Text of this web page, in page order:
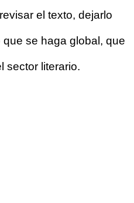
el texto, dejarlo
se haga global, que
sector literario.